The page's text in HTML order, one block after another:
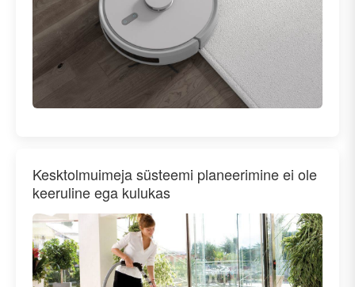
Kesktolmuimeja süsteemi planeerimine ei ole
keeruline ega kulukas